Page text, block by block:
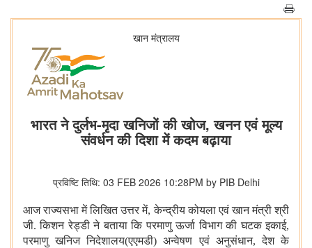
खान मंत्रालय
भारत ने दुर्लभ-मृदा खनिजों की खोज, खनन एवं मूल्य
संवर्धन की दिशा में कदम बढ़ाया
प्रविष्टि तिथि: 03 FEB 2026 10:28PM by PIB Delhi
आज राज्यसभा में लिखित उत्तर में, केन्द्रीय कोयला एवं खान मंत्री श्री
जी. किशन रेड्डी ने बताया कि परमाणु ऊर्जा विभाग की घटक इकाई,
परमाणु खनिज निदेशालय(एएमडी) अन्वेषण एवं अनुसंधान, देश के